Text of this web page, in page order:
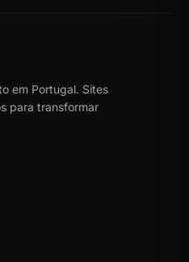
em Portugal. Sites
para transformar